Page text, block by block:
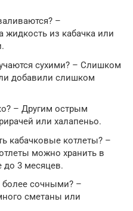
–
жидкость из кабачка или
сухими? – Слишком
добавили слишком
– Другим острым
или халапеньо.
кабачковые котлеты? –
можно хранить в
до 3 месяцев.
более сочными? –
сметаны или